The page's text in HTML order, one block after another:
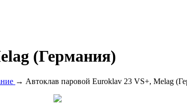
(Германия)
→ Автоклав паровой Euroklav 23 VS+, Melag